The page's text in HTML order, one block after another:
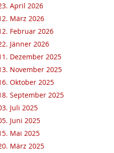
April 2026
März 2026
Februar 2026
Jänner 2026
Dezember 2025
November 2025
Oktober 2025
September 2025
Juli 2025
Juni 2025
Mai 2025
März 2025